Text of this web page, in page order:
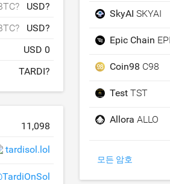
USD?
USD?
USD 0
TARDI?
11,098
tardisol.lol
SkyAISKYAI
Epic Chain
Coin98 C98
TestTST
AlloraALLO
모든 암호